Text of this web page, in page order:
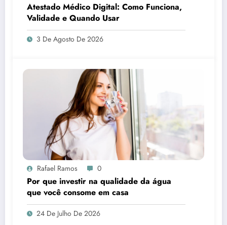
Atestado Médico Digital: Como Funciona,
Validade e Quando Usar
3 De Agosto De 2026
Rafael Ramos 0
Por que investir na qualidade da água
que você consome em casa
24 De Julho De 2026